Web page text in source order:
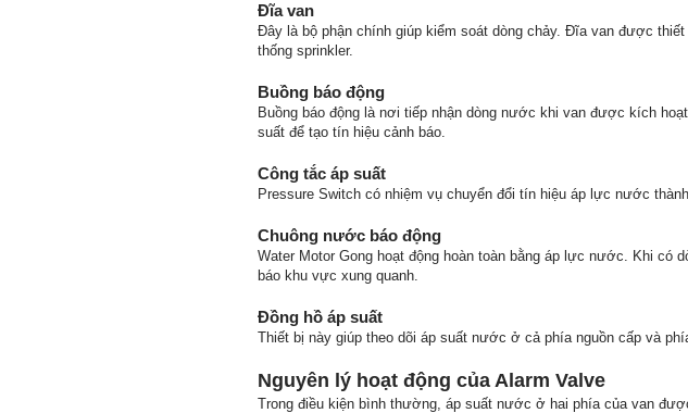
Đĩa van
Đây là bộ phận chính giúp kiểm soát dòng chảy. Đĩa van được
thống sprinkler.
Buồng báo động
Buồng báo động là nơi tiếp nhận dòng nước khi van được kích
suất để tạo tín hiệu cảnh báo.
Công tắc áp suất
Pressure Switch có nhiệm vụ chuyển đổi tín hiệu áp lực nước
Chuông nước báo động
Water Motor Gong hoạt động hoàn toàn bằng áp lực nước. Khi có
báo khu vực xung quanh.
Đồng hồ áp suất
Thiết bị này giúp theo dõi áp suất nước ở cả phía nguồn cấp và
Nguyên lý hoạt động của Alarm Valve
Trong điều kiện bình thường, áp suất nước ở hai phía của van